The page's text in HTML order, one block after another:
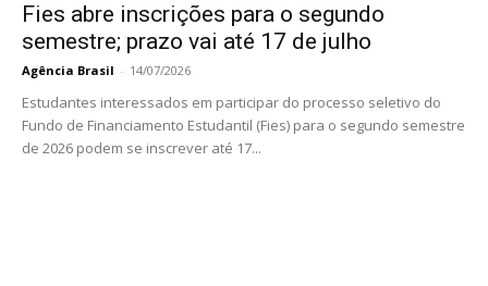
Fies abre inscrições para o segundo
semestre; prazo vai até 17 de julho
Agência Brasil - 14/07/2026
Estudantes interessados em participar do processo seletivo do
Fundo de Financiamento Estudantil (Fies) para o segundo semestre
de 2026 podem se inscrever até 17...